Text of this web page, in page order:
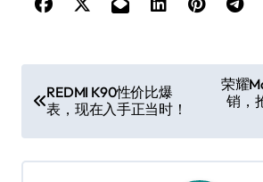
章
导
航
REDMI K90性价比爆
表，现在入手正当时！
荣耀
销，